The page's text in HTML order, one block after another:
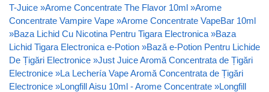
T-Juice »Arome Concentrate The Flavor 10ml »Arome
Concentrate Vampire Vape »Arome Concentrate VapeBar 10ml
»Baza Lichid Cu Nicotina Pentru Tigara Electronica »Baza
Lichid Tigara Electronica e-Potion »Bază e-Potion Pentru Lichide
De Țigări Electronice »Just Juice Aromă Concentrata de Țigări
Electronice »La Lechería Vape Aromă Concentrata de Țigări
Electronice »Longfill Aisu 10ml - Arome Concentrate »Longfill